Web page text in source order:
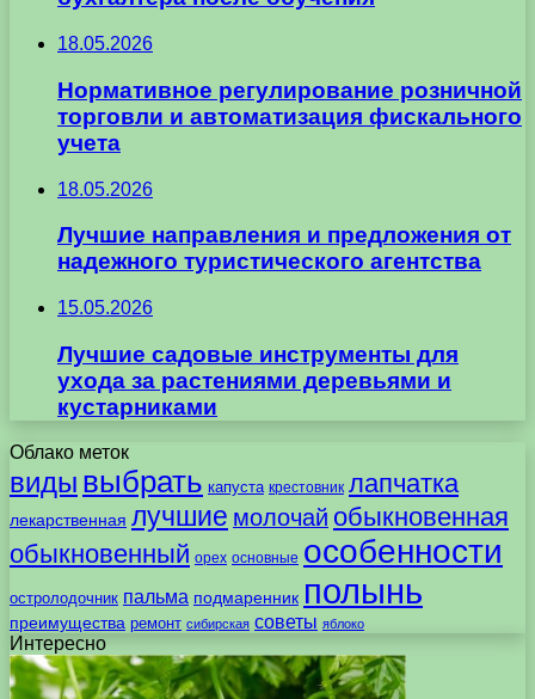
18.05.2026
Нормативное регулирование розничной
торговли и автоматизация фискального
учета
18.05.2026
Лучшие направления и предложения от
надежного туристического агентства
15.05.2026
Лучшие садовые инструменты для
ухода за растениями деревьями и
кустарниками
Облако меток
виды выбрать капуста крестовник лапчатка
лекарственная лучшие молочай обыкновенная
обыкновенный орех основные особенности
остролодочник пальма подмаренник полынь
преимущества ремонт сибирская советы яблоко
Интересно